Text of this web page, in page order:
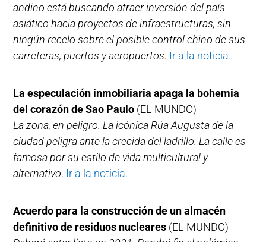
andino está buscando atraer inversión del país
asiático hacia proyectos de infraestructuras, sin
ningún recelo sobre el posible control chino de sus
carreteras, puertos y aeropuertos. Ir a la noticia.
La especulación inmobiliaria apaga la bohemia
del corazón de Sao Paulo (EL MUNDO)
La zona, en peligro. La icónica Rúa Augusta de la
ciudad peligra ante la crecida del ladrillo. La calle es
famosa por su estilo de vida multicultural y
alternativo. Ir a la noticia.
Acuerdo para la construcción de un almacén
definitivo de residuos nucleares (EL MUNDO)